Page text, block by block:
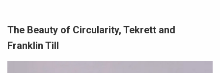
The Beauty of Circularity, Tekrett and
Franklin Till